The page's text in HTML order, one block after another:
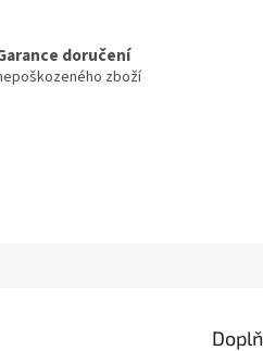
doručení
zboží